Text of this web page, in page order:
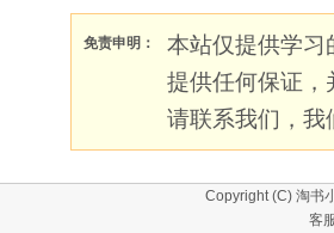
免责申明：
本站仅提供学习
提供任何保证，
请联系我们，我
Copyright (C) 淘书
客